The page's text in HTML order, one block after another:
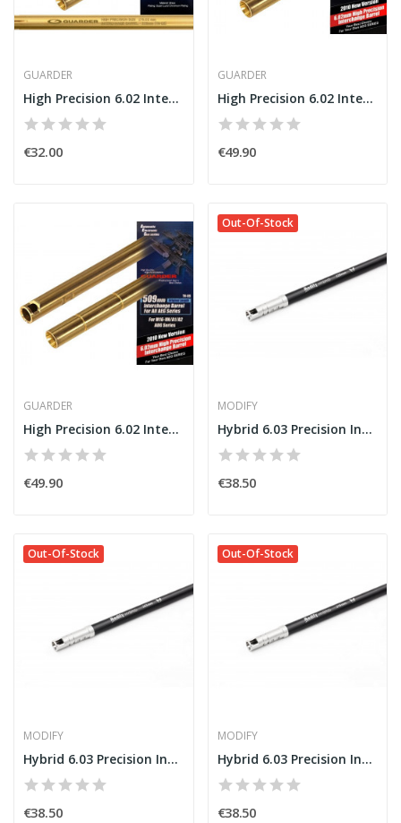
GUARDER
High Precision 6.02 Interchange Barrel 229mm...
€32.00
GUARDER
High Precision 6.02 Interchange Barrel 455mm...
€49.90
GUARDER
High Precision 6.02 Interchange Barrel 509mm...
€49.90
Out-Of-Stock
MODIFY
Hybrid 6.03 Precision Inner Barrel 229mm [MODIFY]
€38.50
Out-Of-Stock
MODIFY
Hybrid 6.03 Precision Inner Barrel 363mm [MODIFY]
€38.50
Out-Of-Stock
MODIFY
Hybrid 6.03 Precision Inner Barrel 315mm [MODIFY]
€38.50